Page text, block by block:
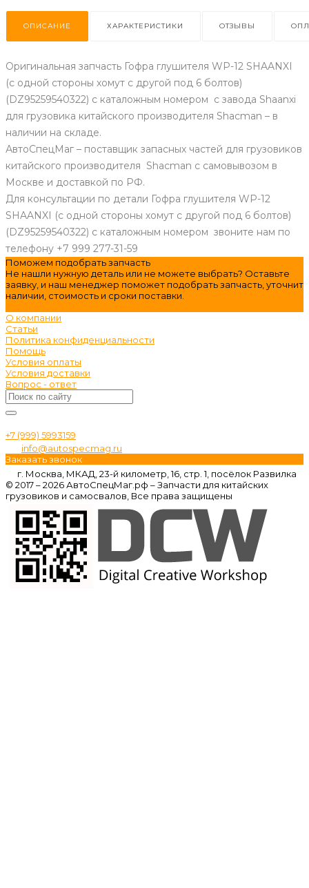
ОПИСАНИЕ ХАРАКТЕРИСТИКИ ОТЗЫВЫ
Оригинальная запчасть Гофра глушителя WP-12 SHAANXI
(с одной стороны хомут с другой под 6 болтов)
(DZ95259540322) с каталожным номером с завода Shaanxi
для грузовика китайского производителя Shacman – в
наличии на складе.
АвтоСпецМаг – поставщик запасных частей для грузовиков
китайского производителя Shacman с самовывозом в
Москве и доставкой по РФ.
Для консультации по детали Гофра глушителя WP-12
SHAANXI (с одной стороны хомут с другой под 6 болтов)
(DZ95259540322) с каталожным номером звоните нам по
телефону +7 999 277-31-59
Поможем подобрать запчасть
Не нашли нужную деталь или не можете выбрать? Оставьте
заявку, и наш менеджер поможет подобрать запчасть, уточнит
наличии, стоимость и сроки поставки.
О компании
Статьи
Политика конфиденциальности
Помощь
Условия оплаты
Условия доставки
Вопрос - ответ
+7 (999) 5993159
info@autospecmag.ru
Заказать звонок
г. Москва, МКАД, 23-й километр, 16, стр. 1, посёлок Развилка
© 2017 – 2026 АвтоСпецМаг.рф – Запчасти для китайских
грузовиков и самосвалов, Все права защищены